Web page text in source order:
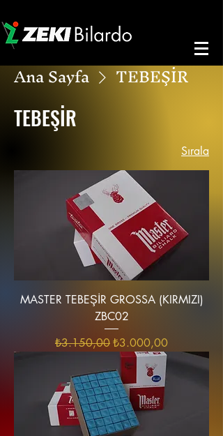
Ana Sayfa TEBEŞİR
TEBEŞİR
Sırala
MASTER TEBEŞİR GROSSA (KIRMIZI)
ZBC02
Normal Fiyat
₺3.150,00İndirimli Fiyat
₺3.000,00